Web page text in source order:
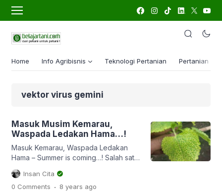
Home Info Agribisnis Teknologi Pertanian Pertanian
vektor virus gemini
Masuk Musim Kemarau,
Waspada Ledakan Hama…!
Masuk Kemarau, Waspada Ledakan
Hama – Summer is coming…! Salah satu
ciri bahwa sudah masuk musim
kemarau adalah suhu udara yang
panas terik pada siang hari, dan sangat
Insan Cita
0 Comments . 8 years ago